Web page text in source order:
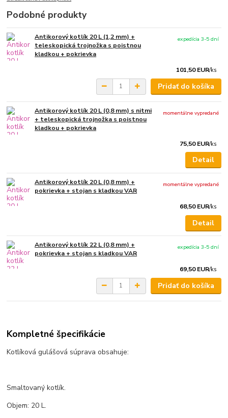
Podobné produkty
Antikorový kotlík 20 L (1,2 mm) +
teleskopická trojnožka s poistnou
kladkou + pokrievka
101,50 EUR/ks
expedícia 3-5 dní
Pridať do košíka
Antikorový kotlík 20 L (0,8 mm) s nitmi
+ teleskopická trojnožka s poistnou
kladkou + pokrievka
75,50 EUR/ks
momentálne vypredané
Detail
Antikorový kotlík 20 L (0,8 mm) +
pokrievka + stojan s kladkou VAR
68,50 EUR/ks
momentálne vypredané
Detail
Antikorový kotlík 22 L (0,8 mm) +
pokrievka + stojan s kladkou VAR
69,50 EUR/ks
expedícia 3-5 dní
Pridať do košíka
Kompletné špecifikácie
Kotlíková gulášová súprava obsahuje:
Smaltovaný kotlík.
Objem: 20 L.